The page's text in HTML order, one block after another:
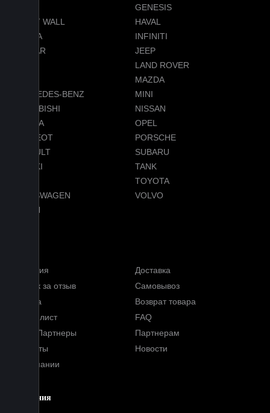
GENESIS
GREAT WALL
HAVAL
HONDA
INFINITI
JAGUAR
JEEP
LAND ROVER
MAZDA
MERCEDES-BENZ
MINI
MITSUBISHI
NISSAN
OMODA
OPEL
PEUGEOT
PORSCHE
RENAULT
SUBARU
SUZUKI
TANK
TOYOTA
VOLKSWAGEN
VOLVO
VOYAH
Гарантия
Доставка
Кэшбэк за отзыв
Самовывоз
Оплата
Возврат товара
Прайс-лист
FAQ
Наши Партнеры
Партнерам
Контакты
Новости
О компании
Компания